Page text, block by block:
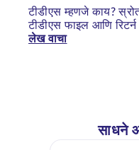
टीडीएस म्हणजे काय?
टीडीएस फाइल आणि रिटर्न
लेख वाचा
साधने